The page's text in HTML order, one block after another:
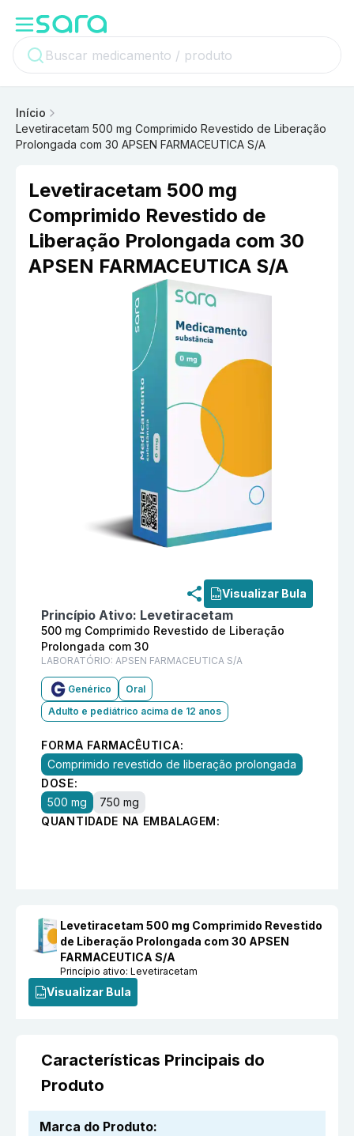
Início
Levetiracetam 500 mg Comprimido Revestido de Liberação
Prolongada com 30 APSEN FARMACEUTICA S/A
Levetiracetam 500 mg
Comprimido Revestido de
Liberação Prolongada com 30
APSEN FARMACEUTICA S/A
Informações detalhadas do produtoLevetiracetam
Visualizar Bula
Princípio Ativo: Levetiracetam
500 mg Comprimido Revestido de Liberação
Prolongada com 30
LABORATÓRIO: APSEN FARMACEUTICA S/A
Genérico
Oral
Adulto e pediátrico acima de 12 anos
FORMA FARMACÊUTICA:
Comprimido revestido de liberação prolongada
DOSE:
500 mg
750 mg
QUANTIDADE NA EMBALAGEM:
Levetiracetam 500 mg Comprimido Revestido
de Liberação Prolongada com 30 APSEN
FARMACEUTICA S/A
Princípio ativo:Levetiracetam
Visualizar Bula
Características Principais do
Produto
Marca do Produto: